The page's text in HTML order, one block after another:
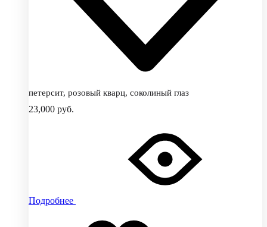
петерсит, розовый кварц, соколиный глаз
23,000 руб.
Подробнее